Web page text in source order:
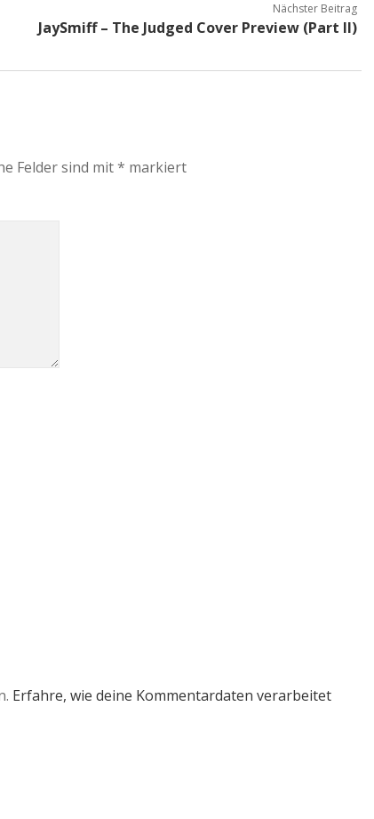
Nächster Beitrag
JaySmiff – The Judged Cover Preview (Part II)
Felder sind mit* markiert
Erfahre, wie deine Kommentardaten verarbeitet